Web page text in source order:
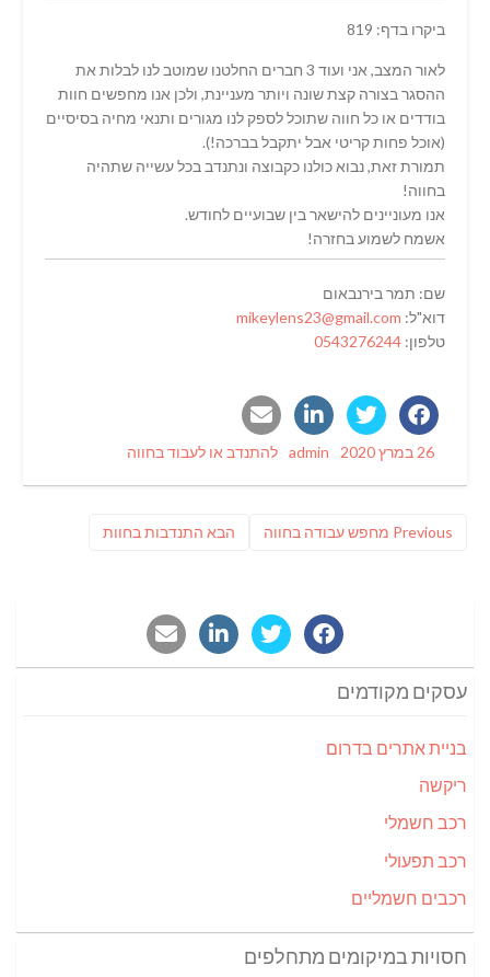
ביקרו בדף: 819
לאור המצב, אני ועוד 3 חברים החלטנו שמוטב לנו לבלות את
ההסגר בצורה קצת שונה ויותר מעניינת, ולכן אנו מחפשים חוות
בודדים או כל חווה שתוכל לספק לנו מגורים ותנאי מחיה בסיסיים
(אוכל פחות קריטי אבל יתקבל בברכה!).
תמורת זאת, נבוא כולנו כקבוצה ונתנדב בכל עשייה שתהיה
בחווה!
אנו מעוניינים להישאר בין שבועיים לחודש.
אשמח לשמוע בחזרה!
שם: תמר בירנבאום
דוא"ל: mikeylens23@gmail.com
טלפון: 0543276244
Posted
26 במרץ 2020 Author
admin
Categories
להתנדב או לעבוד בחווה
Previous
Previous
מחפש עבודה בחווה הבא פוסט
התנדבות בחוות
עסקים מקודמים
בניית אתרים בדרום
ריקשה
רכב חשמלי
רכב תפעולי
רכבים חשמליים
חסויות במיקומים מתחלפים